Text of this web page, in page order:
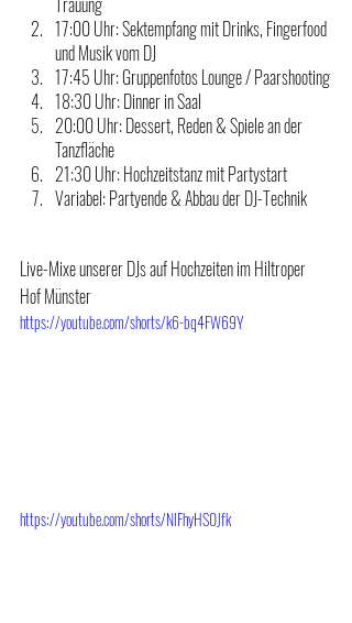
17:00 Uhr: Sektempfang mit Drinks, Fingerfood
und Musik vom DJ
17:45 Uhr: Gruppenfotos Lounge / Paarshooting
18:30 Uhr: Dinner in Saal
20:00 Uhr: Dessert, Reden & Spiele an der
Tanzfläche
21:30 Uhr: Hochzeitstanz mit Partystart
Variabel: Partyende & Abbau der DJ-Technik
Live-Mixe unserer DJs auf Hochzeiten im Hiltroper
Hof Münster
https://youtube.com/shorts/k6-bq4FW69Y
https://youtube.com/shorts/NlFhyHS0Jfk